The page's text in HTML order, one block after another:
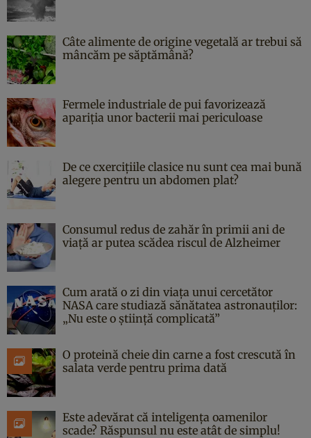
Câte alimente de origine vegetală ar trebui să
mâncăm pe săptămână?
Fermele industriale de pui favorizează
apariția unor bacterii mai periculoase
De ce cxercițiile clasice nu sunt cea mai bună
alegere pentru un abdomen plat?
Consumul redus de zahăr în primii ani de
viață ar putea scădea riscul de Alzheimer
Cum arată o zi din viața unui cercetător
NASA care studiază sănătatea astronauților:
„Nu este o știință complicată”
O proteină cheie din carne a fost crescută în
salata verde pentru prima dată
Este adevărat că inteligența oamenilor
scade? Răspunsul nu este atât de simplu!